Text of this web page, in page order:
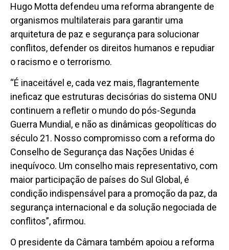
Hugo Motta defendeu uma reforma abrangente de
organismos multilaterais para garantir uma
arquitetura de paz e segurança para solucionar
conflitos, defender os direitos humanos e repudiar
o racismo e o terrorismo.
“É inaceitável e, cada vez mais, flagrantemente
ineficaz que estruturas decisórias do sistema ONU
continuem a refletir o mundo do pós-Segunda
Guerra Mundial, e não as dinâmicas geopolíticas do
século 21. Nosso compromisso com a reforma do
Conselho de Segurança das Nações Unidas é
inequívoco. Um conselho mais representativo, com
maior participação de países do Sul Global, é
condição indispensável para a promoção da paz, da
segurança internacional e da solução negociada de
conflitos”, afirmou.
O presidente da Câmara também apoiou a reforma